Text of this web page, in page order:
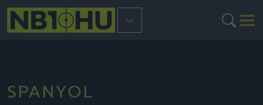
SPANYOL